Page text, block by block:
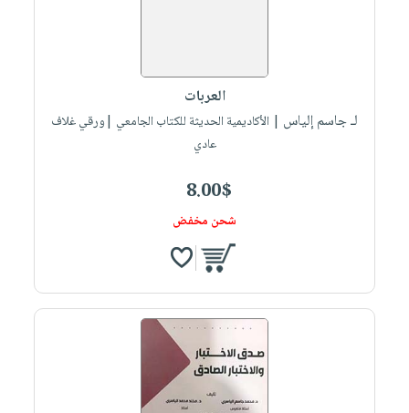
العربات
لـ جاسم إلياس | الأكاديمية الحديثة للكتاب الجامعي |ورقي غلاف
عادي
8.00$
شحن مخفض